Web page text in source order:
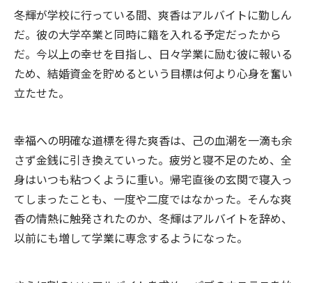
冬輝が学校に行っている間、爽香はアルバイトに勤しん
だ。彼の大学卒業と同時に籍を入れる予定だったから
だ。今以上の幸せを目指し、日々学業に励む彼に報いる
ため、結婚資金を貯めるという目標は何より心身を奮い
立たせた。
幸福への明確な道標を得た爽香は、己の血潮を一滴も余
さず金銭に引き換えていった。疲労と寝不足のため、全
身はいつも粘つくように重い。帰宅直後の玄関で寝入っ
てしまったことも、一度や二度ではなかった。そんな爽
香の情熱に触発されたのか、冬輝はアルバイトを辞め、
以前にも増して学業に専念するようになった。